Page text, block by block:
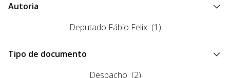
Autoria
Deputado Fábio Felix (1)
Tipo de documento
Despacho (2)